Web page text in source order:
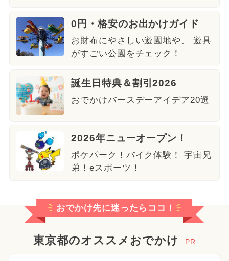
0円・格安のお出かけガイド
お財布にやさしい遊園地や、 遊具
がすごい公園をチェック！
誕生日特典＆割引2026
おでかけバースデーアイデア20選
2026年ニューオープン！
ポケパーク！バイク体験！ 宇宙兄
弟！eスポーツ！
おでかけ先に迷ったらココ！
東京都のオススメおでかけ PR